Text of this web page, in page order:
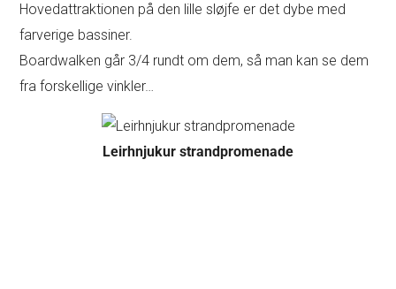
Hovedattraktionen på den lille sløjfe er det dybe med
farverige bassiner.
Boardwalken går 3/4 rundt om dem, så man kan se dem
fra forskellige vinkler…
Leirhnjukur strandpromenade